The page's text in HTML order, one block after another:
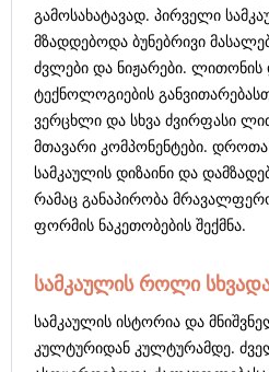
გამოსახატავად. პირველი
მზადდებოდა ბუნებრივი
ძვლები და ნიჟარები. ლითონის
ტექნოლოგიების
ვერცხლი და სხვა ძვირფასი
მთავარი კომპონენტები.
სამკაულის დიზაინი და
რამაც განაპირობა
ფორმის ნაკეთობების შექმნა.
სამკაულის როლი
სამკაულის ისტორია და
კულტურიდან კულტურამდე.